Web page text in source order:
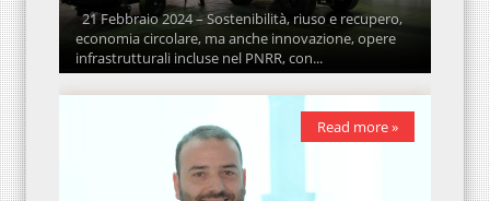
21 Febbraio 2024 – Sostenibilità, riuso e recupero,
economia circolare, ma anche innovazione, opere
infrastrutturali incluse nel PNRR, con...
Read more »